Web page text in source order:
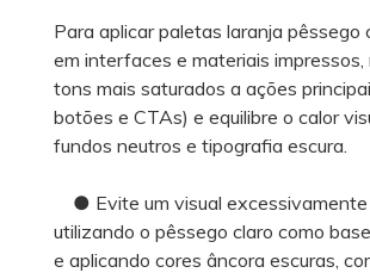
Para aplicar paletas laranja pêssego
em interfaces e materiais impressos,
tons mais saturados a ações
botões e CTAs) e equilibre o calor
fundos neutros e tipografia escura.
● Evite um visual excessivamente
utilizando o pêssego claro como
e aplicando cores âncora escuras,